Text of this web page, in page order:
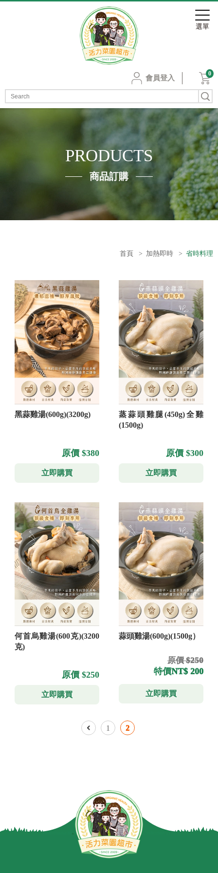
會員登入
0
PRODUCTS
商品訂購
首頁 > 加熱即時 > 省時料理
黑蒜雞湯(600g)(3200g)
原價 $380
立即購買
蒸蒜頭雞腿(450g)全雞
(1500g)
原價 $300
立即購買
何首烏雞湯(600克)(3200
克)
原價 $250
立即購買
蒜頭雞湯(600g)(1500g）
原價 $250
特價NT$ 200
立即購買
1 2